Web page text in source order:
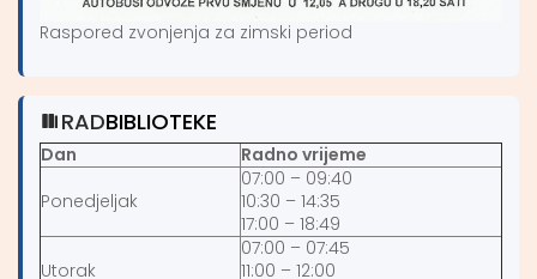
Raspored zvonjenja za zimski period
RADBIBLIOTEKE
Dan
Radno vrijeme
Ponedjeljak
07:00 – 09:40
10:30 – 14:35
17:00 – 18:49
Utorak
07:00 – 07:45
11:00 – 12:00